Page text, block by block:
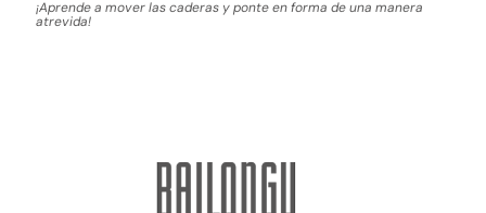
¡Aprende a mover las caderas y ponte en forma de una manera
atrevida!